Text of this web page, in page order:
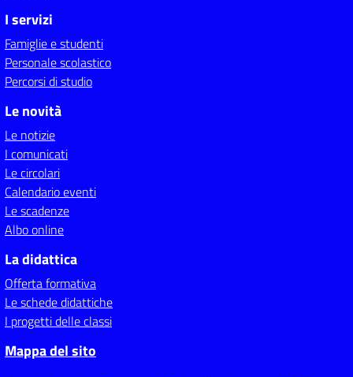
I servizi
Famiglie e studenti
Personale scolastico
Percorsi di studio
Le novità
Le notizie
I comunicati
Le circolari
Calendario eventi
Le scadenze
Albo online
La didattica
Offerta formativa
Le schede didattiche
I progetti delle classi
Mappa del sito